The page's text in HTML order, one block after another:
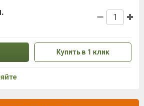
Купить в 1 клик